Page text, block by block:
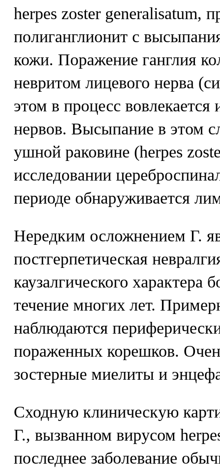
herpes zoster generalisatum,
полиганглионит с
кожи. Поражение ганглия
невритом лицевого нерва
этом в процесс
нервов. Высыпание в этом
ушной раковине (herpes
исследовании
периоде обнаруживается
Нередким осложнением Г.
постгерпетическая
каузалгического характера
течение многих лет.
наблюдаются
пораженных корешков.
зостерные миелиты и
Сходную клиническую
Г., вызванном вирусом
последнее заболевание